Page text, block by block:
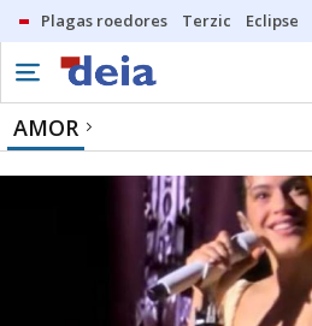
Plagas roedores Terzic Eclipse
AMOR